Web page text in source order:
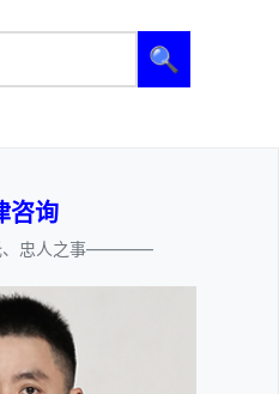
🔍
咨询
忠人之事————